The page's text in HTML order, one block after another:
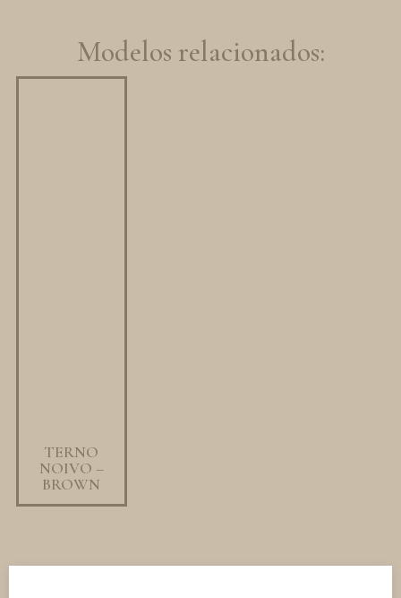
Modelos relacionados:
TERNO
NOIVO –
BROWN